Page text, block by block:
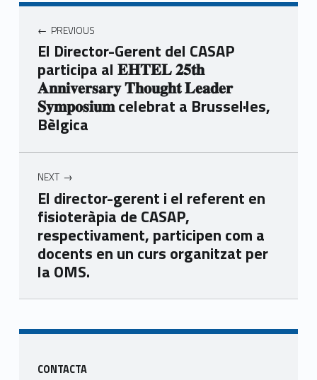
Navegació d'entrades
PREVIOUS
El Director-Gerent del CASAP
participa al 𝐄𝐇𝐓𝐄𝐋 𝟐𝟓𝐭𝐡
𝐀𝐧𝐧𝐢𝐯𝐞𝐫𝐬𝐚𝐫𝐲 𝐓𝐡𝐨𝐮𝐠𝐡𝐭 𝐋𝐞𝐚𝐝𝐞𝐫
𝐒𝐲𝐦𝐩𝐨𝐬𝐢𝐮𝐦 celebrat a Brussel·les,
Bèlgica
NEXT
El director-gerent i el referent en
fisioteràpia de CASAP,
respectivament, participen com a
docents en un curs organitzat per
la OMS.
Skip back to main navigation
Sidebar
CONTACTA